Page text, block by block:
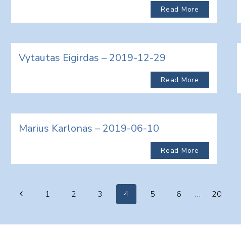
Read More
Vytautas Eigirdas – 2019-12-29
Read More
Marius Karlonas – 2019-06-10
Read More
Page
Previous1 2 3 4 5 6 … 20